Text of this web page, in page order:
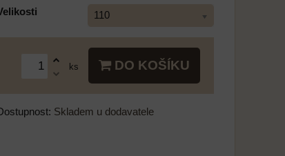
110
ks DO KOŠÍKU
Skladem u dodavatele